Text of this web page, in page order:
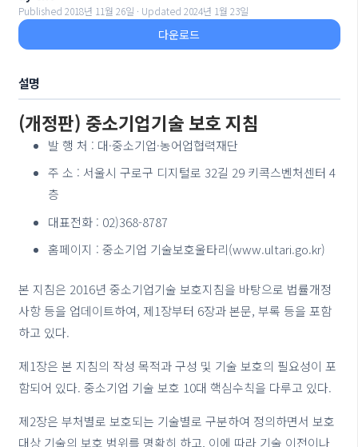
Published 2018년 11월 26일 · Updated 2024년 1월 23일
다운로드
설명
(개정판) 중소기업기술 보호 지침
발 행 처 : 대·중소기업·농어업협력재단
주 소 : 서울시 구로구 디지털로 32길 29 키콕스벤처센터 4
층
대표전화 : 02)368-8787
홈페이지 : 중소기업 기술보호울타리(www.ultari.go.kr)
본 지침은 2016년 중소기업기술 보호지침을 바탕으로 법률개정
사항 등을 업데이트하여, 제1장부터 6장과 본문, 부록 등을 포함
하고 있다.
제1장은 본 지침의 작성 목적과 구성 및 기술 보호의 필요성이 포
함되어 있다. 중소기업 기술 보호 10대 핵심수칙을 다루고 있다.
제2장은 부처별로 보호되는 기술별로 구분하여 정의하면서 보호
대상 기술의 보호 범위를 명확히 하고, 이에 따라 기술 이전이나